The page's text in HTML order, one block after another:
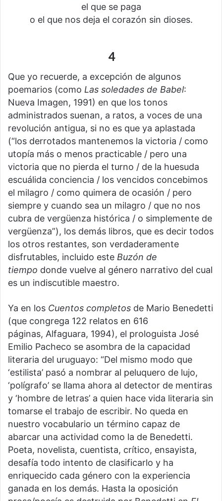
el que se paga
o el que nos deja el corazón sin dioses.
4
Que yo recuerde, a excepción de algunos
poemarios (como Las soledades de Babel:
Nueva Imagen, 1991) en que los tonos
administrados suenan, a ratos, a voces de una
revolución antigua, si no es que ya aplastada
(“los derrotados mantenemos la victoria / como
utopía más o menos practicable / pero una
victoria que no pierda el turno / de la huesuda
escuálida conciencia / los vencidos concebimos
el milagro / como quimera de ocasión / pero
siempre y cuando sea un milagro / que no nos
cubra de vergüenza histórica / o simplemente de
vergüenza”), los demás libros, que es decir todos
los otros restantes, son verdaderamente
disfrutables, incluido este Buzón de
tiempo donde vuelve al género narrativo del cual
es un indiscutible maestro.
Ya en los Cuentos completos de Mario Benedetti
(que congrega 122 relatos en 616
páginas, Alfaguara, 1994), el prologuista José
Emilio Pacheco se asombra de la capacidad
literaria del uruguayo: “Del mismo modo que
‘estilista’ pasó a nombrar al peluquero de lujo,
‘polígrafo’ se llama ahora al detector de mentiras
y ‘hombre de letras’ a quien hace vida literaria sin
tomarse el trabajo de escribir. No queda en
nuestro vocabulario un término capaz de
abarcar una actividad como la de Benedetti.
Poeta, novelista, cuentista, crítico, ensayista,
desafía todo intento de clasificarlo y ha
enriquecido cada género con la experiencia
ganada en los demás. Hasta la oposición